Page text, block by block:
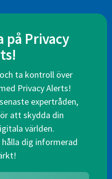
på Privacy
ta kontroll över
Privacy Alerts!
expertråden,
att skydda din
världen.
dig informerad